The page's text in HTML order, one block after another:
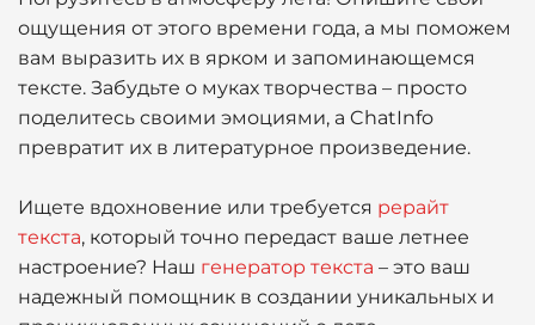
ощущения от этого времени года, а мы поможем
вам выразить их в ярком и запоминающемся
тексте. Забудьте о муках творчества – просто
поделитесь своими эмоциями, а ChatInfo
превратит их в литературное произведение.
Ищете вдохновение или требуется рерайт
текста, который точно передаст ваше летнее
настроение? Наш генератор текста – это ваш
надежный помощник в создании уникальных и